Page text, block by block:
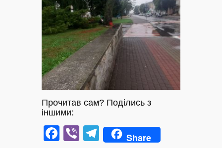
Прочитав сам? Поділись з
іншими:
Facebook
ViberTelegram
Share